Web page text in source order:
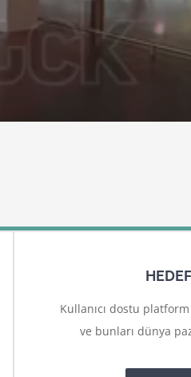
Kullanıcı dostu
ve bunları dünya